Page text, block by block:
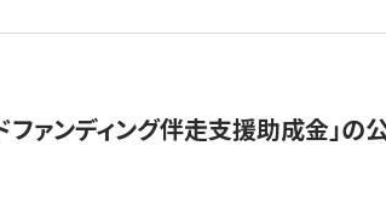
ファンディング伴走支援助成金」の